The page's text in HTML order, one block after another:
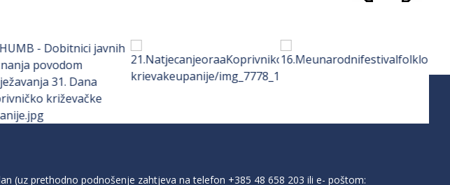
(uz prethodno podnošenje zahtjeva na telefon +385 48 658 203 ili e- poštom: